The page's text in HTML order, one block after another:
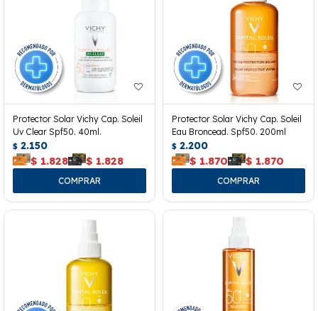
Protector Solar Vichy Cap. Soleil
Uv Clear Spf50. 40ml.
$ 2.150
$ 1.828 $ 1.828
Protector Solar Vichy Cap. Soleil
Eau Broncead. Spf50. 200ml
$ 2.200
$ 1.870 $ 1.870